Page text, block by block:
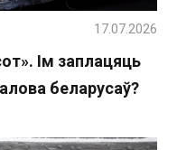
Ім заплацяць
беларусаў?
17.07.2026